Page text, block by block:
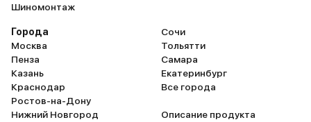
Шиномонтаж
Города
Москва
Пенза
Казань
Краснодар
Ростов-на-Дону
Нижний Новгород
Сочи
Тольятти
Самара
Екатеринбург
Все города
Описание продукта